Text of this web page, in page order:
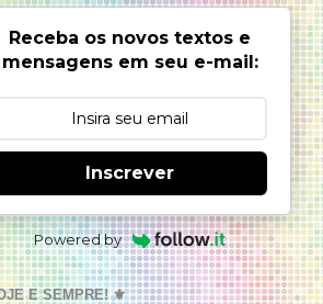
Receba os novos textos e
mensagens em seu e-mail:
Inscrever
Powered by
E SEMPRE! ⚜️